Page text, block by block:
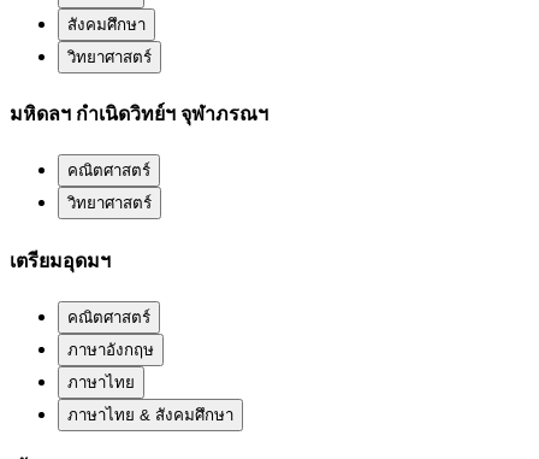
สังคมศึกษา
วิทยาศาสตร์
มหิดลฯ กำเนิดวิทย์ฯ จุฬาภรณฯ
คณิตศาสตร์
วิทยาศาสตร์
เตรียมอุดมฯ
คณิตศาสตร์
ภาษาอังกฤษ
ภาษาไทย
ภาษาไทย & สังคมศึกษา